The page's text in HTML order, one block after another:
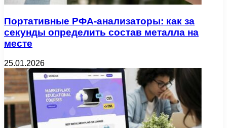
Портативные РФА-анализаторы: как за
секунды определить состав металла на
месте
25.01.2026